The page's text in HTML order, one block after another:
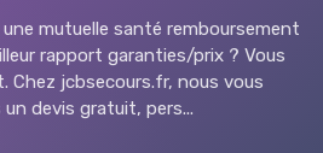
mutuelle santé remboursement
rapport garanties/prix ? Vous
Chez jcbsecours.fr, nous vous
devis gratuit, pers...